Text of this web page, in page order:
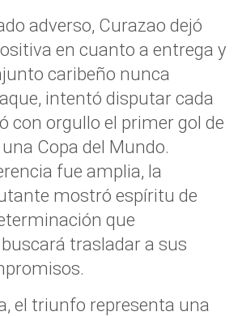
adverso, Curazao dejó
en cuanto a entrega y
caribeño nunca
intentó disputar cada
con orgullo el primer gol de
Copa del Mundo.
fue amplia, la
mostró espíritu de
que
trasladar a sus
el triunfo representa una